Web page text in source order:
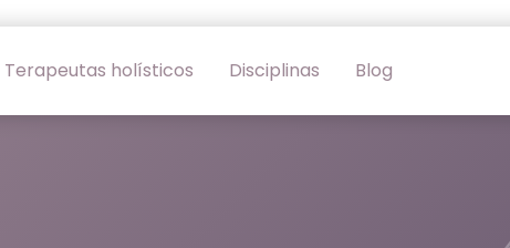
Terapeutas holísticos Disciplinas Blog